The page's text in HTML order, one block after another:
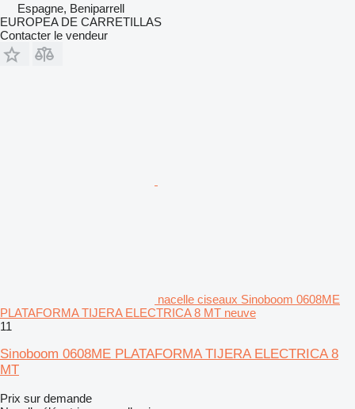
Espagne, Beniparrell
EUROPEA DE CARRETILLAS
Contacter le vendeur
nacelle ciseaux Sinoboom 0608ME
PLATAFORMA TIJERA ELECTRICA 8 MT neuve
11
Sinoboom 0608ME PLATAFORMA TIJERA ELECTRICA 8
MT
Prix sur demande